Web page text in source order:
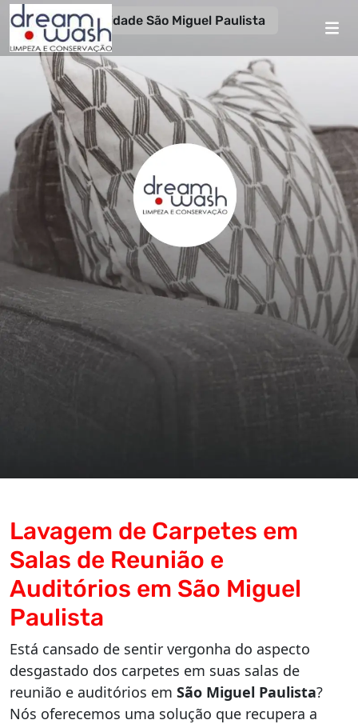
Unidade São Miguel Paulista
Lavagem de Carpetes em
Salas de Reunião e
Auditórios em São Miguel
Paulista
Está cansado de sentir vergonha do aspecto
desgastado dos carpetes em suas salas de
reunião e auditórios em São Miguel Paulista?
Nós oferecemos uma solução que recupera a